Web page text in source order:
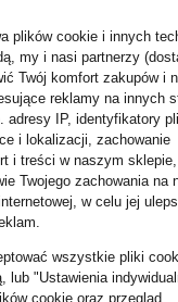
plików cookie i innych
my i nasi partnerzy
Twój komfort zakupów i
reklamy na innych
adresy IP, identyfikatory
i lokalizacji, zachowanie
i treści w naszym sklepie,
Twojego zachowania na
w celu jej
wszystkie pliki
lub "Ustawienia
cookie oraz przegląd